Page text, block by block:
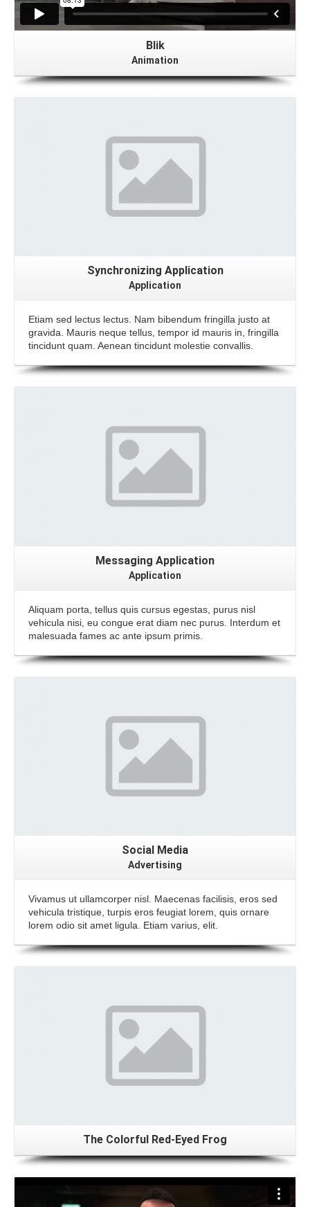
Blik
Animation
Synchronizing Application
Application
Etiam sed lectus lectus. Nam bibendum fringilla justo at
gravida. Mauris neque tellus, tempor id mauris in, fringilla
tincidunt quam. Aenean tincidunt molestie convallis.
Messaging Application
Application
Aliquam porta, tellus quis cursus egestas, purus nisl
vehicula nisi, eu congue erat diam nec purus. Interdum et
malesuada fames ac ante ipsum primis.
Social Media
Advertising
Vivamus ut ullamcorper nisl. Maecenas facilisis, eros sed
vehicula tristique, turpis eros feugiat lorem, quis ornare
lorem odio sit amet ligula. Etiam varius, elit.
The Colorful Red-Eyed Frog